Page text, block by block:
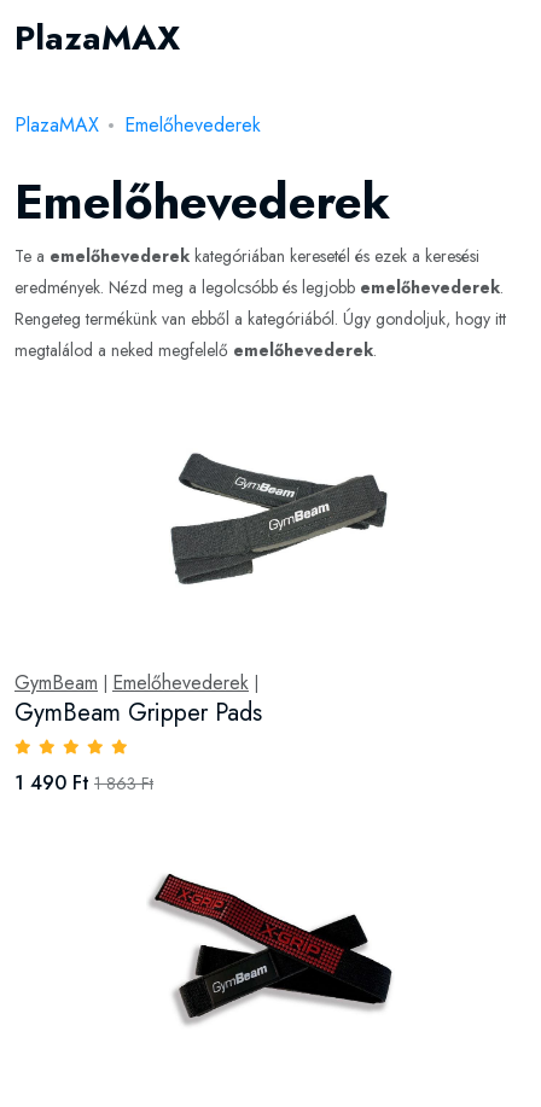
PlazaMAX
PlazaMAX Emelőhevederek
Emelőhevederek
Te a emelőhevederek kategóriában keresetél és ezek a keresési
eredmények. Nézd meg a legolcsóbb és legjobb emelőhevederek.
Rengeteg termékünk van ebből a kategóriából. Úgy gondoljuk, hogy itt
megtalálod a neked megfelelő emelőhevederek.
GymBeam Emelőhevederek
GymBeam Gripper Pads
1 490 Ft 1 863 Ft